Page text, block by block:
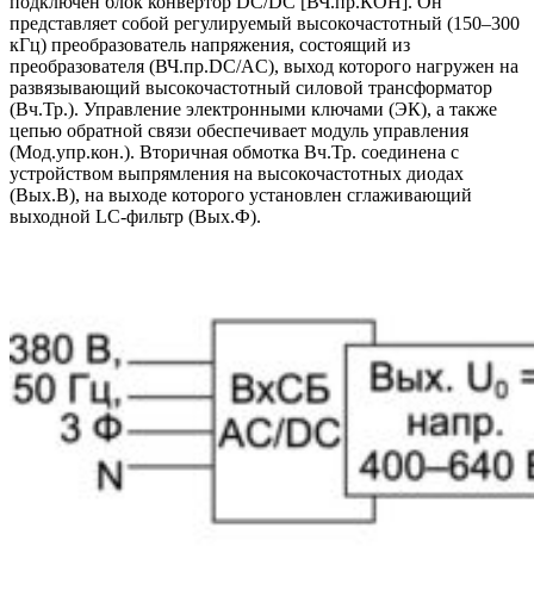
представляет собой регулируемый высокочастотный (150–300
кГц) преобразователь напряжения, состоящий из
преобразователя (ВЧ.пр.DC/AC), выход которого нагружен на
развязывающий высокочастотный силовой трансформатор
(Вч.Тр.). Управление электронными ключами (ЭК), а также
цепью обратной связи обеспечивает модуль управления
(Мод.упр.кон.). Вторичная обмотка Вч.Тр. соединена с
устройством выпрямления на высокочастотных диодах
(Вых.В), на выходе которого установлен сглаживающий
выходной LC-фильтр (Вых.Ф).